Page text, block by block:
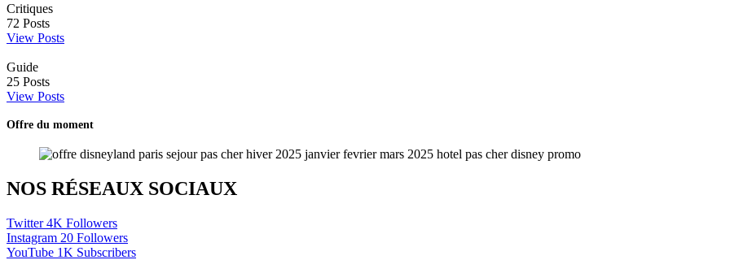
Critiques
72 Posts
View Posts
Guide
25 Posts
View Posts
Offre du moment
NOS RÉSEAUX SOCIAUX
Twitter 4K Followers
Instagram 20 Followers
YouTube 1K Subscribers